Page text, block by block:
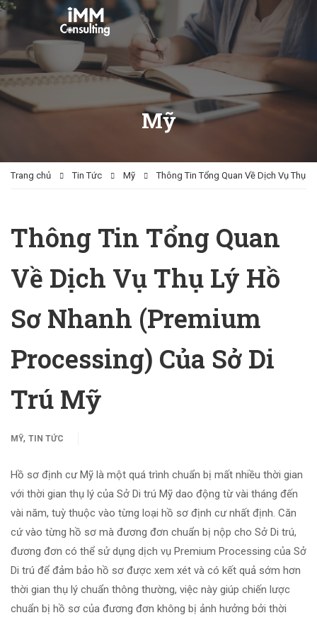
Mỹ
Trang chủ Tin Tức Mỹ Thông Tin Tổng Quan Về Dịch Vụ Thụ
Thông Tin Tổng Quan
Về Dịch Vụ Thụ Lý Hồ
Sơ Nhanh (Premium
Processing) Của Sở Di
Trú Mỹ
MỸ, TIN TỨC
Hồ sơ định cư Mỹ là một quá trình chuẩn bị mất nhiều thời gian
với thời gian thụ lý của Sở Di trú Mỹ dao động từ vài tháng đến
vài năm, tuỳ thuộc vào từng loại hồ sơ định cư nhất định. Căn
cứ vào từng hồ sơ mà đương đơn chuẩn bị nộp cho Sở Di trú,
đương đơn có thể sử dụng dịch vụ Premium Processing của Sở
Di trú để đảm bảo hồ sơ được xem xét và có kết quả sớm hơn
thời gian thụ lý chuẩn thông thường, việc này giúp chiến lược
chuẩn bị hồ sơ của đương đơn không bị ảnh hưởng bởi thời